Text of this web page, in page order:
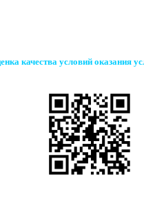
качества условий